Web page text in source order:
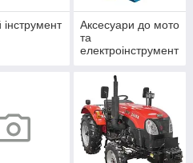
інструмент
Аксесуари до мото
та
електроінструмент